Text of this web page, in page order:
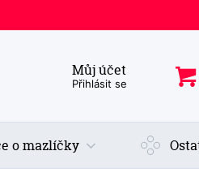
Můj účet
Přihlásit se
produkt, kategorie...
o mazlíčky